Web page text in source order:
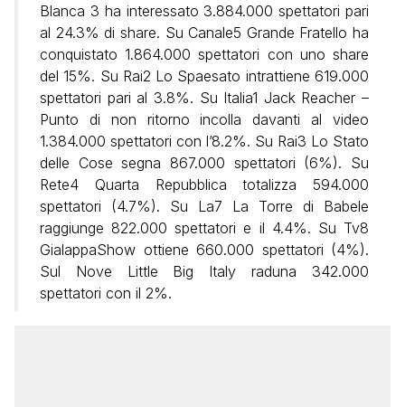
Blanca 3 ha interessato 3.884.000 spettatori pari
al 24.3% di share. Su Canale5 Grande Fratello ha
conquistato 1.864.000 spettatori con uno share
del 15%. Su Rai2 Lo Spaesato intrattiene 619.000
spettatori pari al 3.8%. Su Italia1 Jack Reacher –
Punto di non ritorno incolla davanti al video
1.384.000 spettatori con l’8.2%. Su Rai3 Lo Stato
delle Cose segna 867.000 spettatori (6%). Su
Rete4 Quarta Repubblica totalizza 594.000
spettatori (4.7%). Su La7 La Torre di Babele
raggiunge 822.000 spettatori e il 4.4%. Su Tv8
GialappaShow ottiene 660.000 spettatori (4%).
Sul Nove Little Big Italy raduna 342.000
spettatori con il 2%.